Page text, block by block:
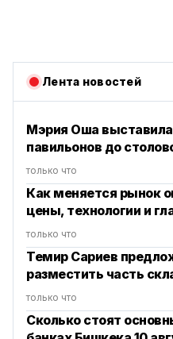
Лента новостей
Мэрия Оша выставила
павильонов до
только что
Как меняется рынок
цены, технологии и
только что
Темир Сариев
разместить часть
только что
Сколько стоят